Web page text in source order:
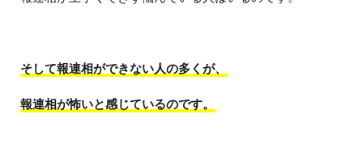
そして報連相ができない人の多くが、
報連相が怖いと感じているのです。